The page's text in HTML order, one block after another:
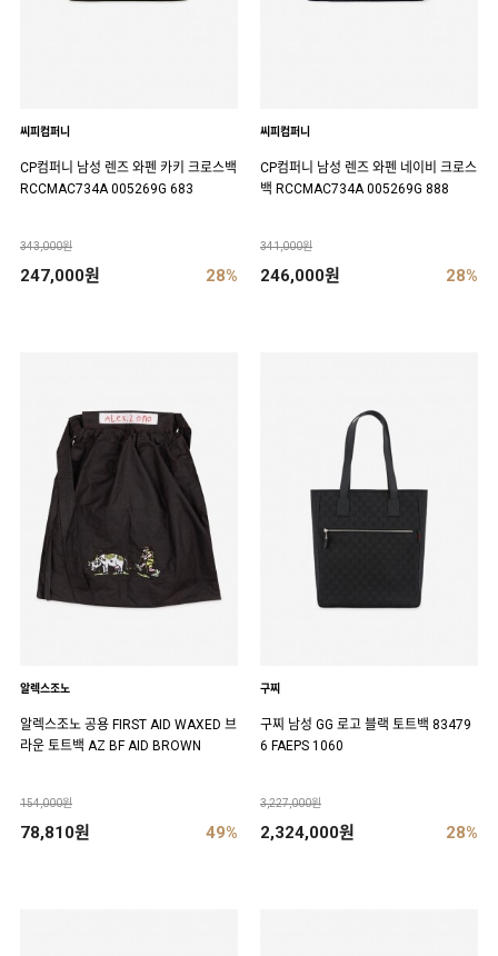
씨피컴퍼니
CP컴퍼니 남성 렌즈 와펜 카키 크로스백
RCCMAC734A 005269G 683
343,000원
247,000원 28%
씨피컴퍼니
CP컴퍼니 남성 렌즈 와펜 네이비 크로스
백 RCCMAC734A 005269G 888
341,000원
246,000원 28%
알렉스조노
알렉스조노 공용 FIRST AID WAXED 브
라운 토트백 AZ BF AID BROWN
154,000원
78,810원 49%
구찌
구찌 남성 GG 로고 블랙 토트백 83479
6 FAEPS 1060
3,227,000원
2,324,000원 28%